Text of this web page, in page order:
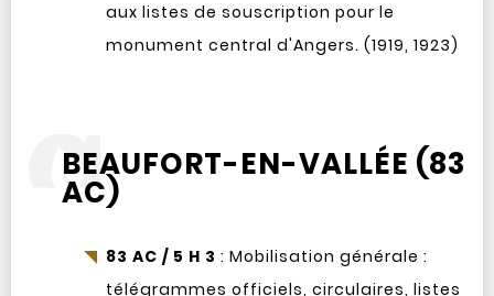
aux listes de souscription pour le
monument central d'Angers. (1919, 1923)
BEAUFORT-EN-VALLÉE (83
AC)
83 AC / 5 H 3 : Mobilisation générale :
télégrammes officiels, circulaires, listes